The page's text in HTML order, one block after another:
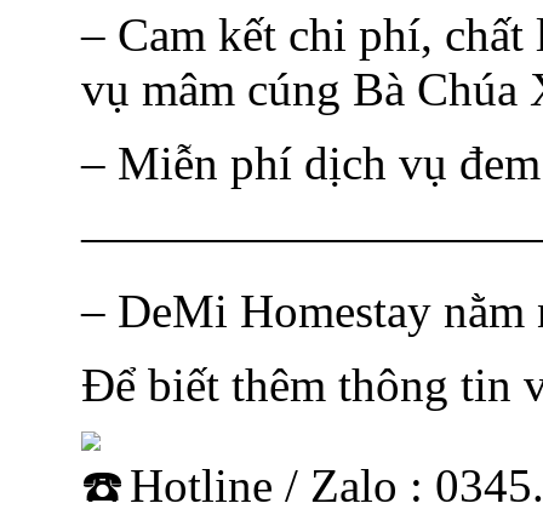
– Cam kết chi phí,
vụ mâm cúng Bà Chúa
– Miễn phí dịch vụ
– DeMi Homestay
Để biết thêm thông tin
Hotline / Zalo :